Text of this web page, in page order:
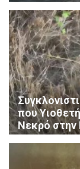
που
Νεκρό στην